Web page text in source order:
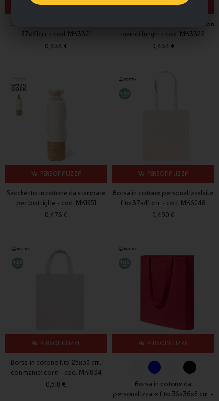
Le shopper in cotone sono biodegradabili?
Sì, il cotone è un materiale naturale e biodegradabile.
Le shopper in cotone personalizzate Publygraph uniscono
sostenibilità, praticità e visibilità per una comunicazione efficace
e responsabile.
PERSONALIZZA
Borsa in cotone promozionale
37x41cm. - cod. MK3321
0,434 €
PERSONALIZZA
Borsa in cotone f.to 37x41 cm. con
manici lunghi - cod. MK3322
0,434 €
PERSONALIZZA
Sacchetto in cotone da stampare
per bottiglie - cod. MK1651
0,476 €
PERSONALIZZA
Borsa in cotone personalizzabile
f.to 37x41 cm. - cod. MK6048
0,490 €
PERSONALIZZA
Borsa in cotone f.to 25x30 cm.
con manici corti - cod. MK1834
0,518 €
PERSONALIZZA
Borsa in cotone da
personalizzare f.to 36x36x8 cm. -